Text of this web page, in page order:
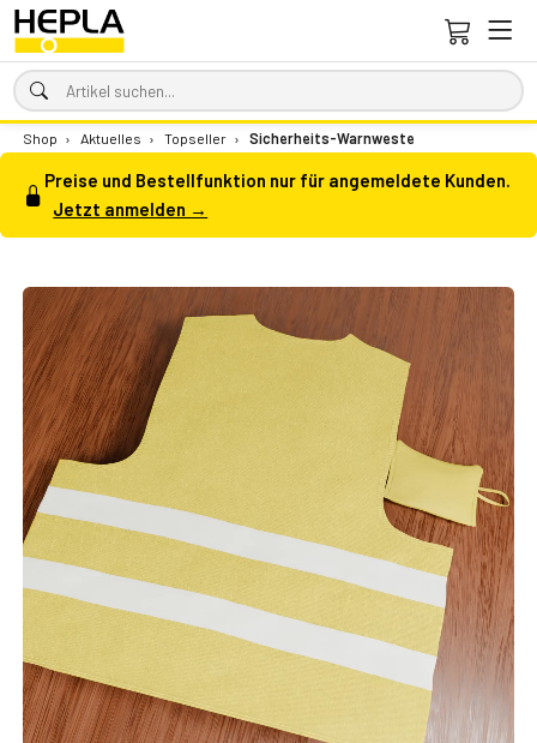
Shop › Aktuelles › Topseller › Sicherheits-Warnweste
Preise und Bestellfunktion nur für angemeldete Kunden.
Jetzt anmelden →